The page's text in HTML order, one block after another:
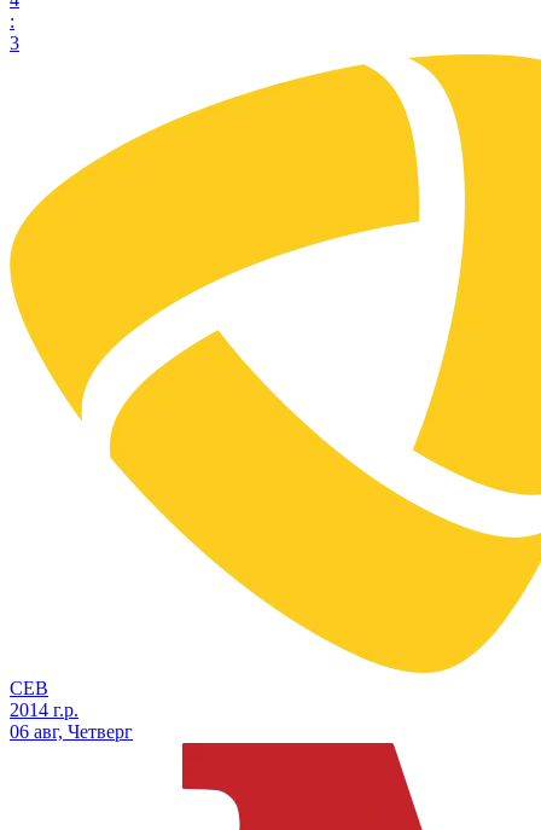
:
3
СЕВ
2014 г.р.
06 авг, Четверг